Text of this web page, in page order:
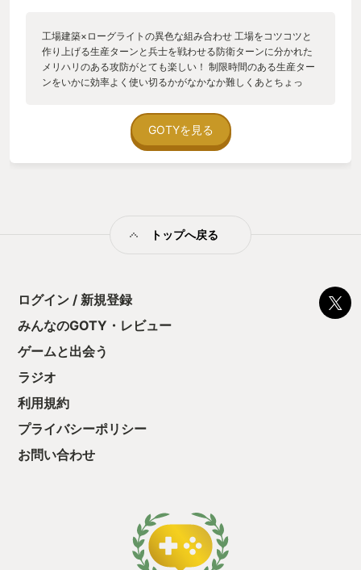
工場建築×ローグライトの異色な組み合わせ 工場をコツコツと
作り上げる生産ターンと兵士を戦わせる防衛ターンに分かれた
メリハリのある攻防がとても楽しい！ 制限時間のある生産ター
ンをいかに効率よく使い切るかがなかなか難しくあとちょっ
ーンでは自分の作り上げた兵士たちが敵に向かっていくのは見
ていて飽きがこない ローグライクらしく工場を作るマップや得
られるスキルがプレイごとに変わっていくため自分では試さな
GOTYを見る
トップへ戻る
ログイン / 新規登録
みんなのGOTY・レビュー
ゲームと出会う
ラジオ
利用規約
プライバシーポリシー
お問い合わせ